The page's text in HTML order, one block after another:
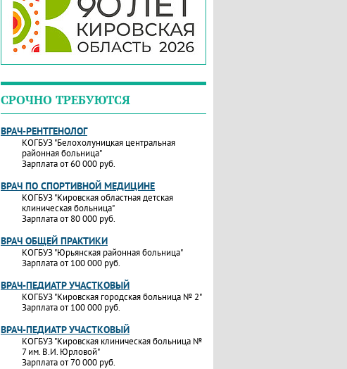
СРОЧНО ТРЕБУЮТСЯ
ВРАЧ-РЕНТГЕНОЛОГ
КОГБУЗ "Белохолуницкая центральная
районная больница"
Зарплата от 60 000 руб.
ВРАЧ ПО СПОРТИВНОЙ МЕДИЦИНЕ
КОГБУЗ "Кировская областная детская
клиническая больница"
Зарплата от 80 000 руб.
ВРАЧ ОБЩЕЙ ПРАКТИКИ
КОГБУЗ "Юрьянская районная больница"
Зарплата от 100 000 руб.
ВРАЧ-ПЕДИАТР УЧАСТКОВЫЙ
КОГБУЗ "Кировская городская больница № 2"
Зарплата от 100 000 руб.
ВРАЧ-ПЕДИАТР УЧАСТКОВЫЙ
КОГБУЗ "Кировская клиническая больница №
7 им. В.И. Юрловой"
Зарплата от 70 000 руб.